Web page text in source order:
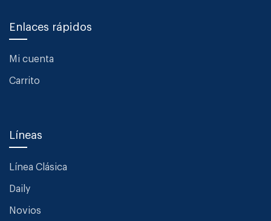
Enlaces rápidos
Mi cuenta
Carrito
Líneas
Línea Clásica
Daily
Novios